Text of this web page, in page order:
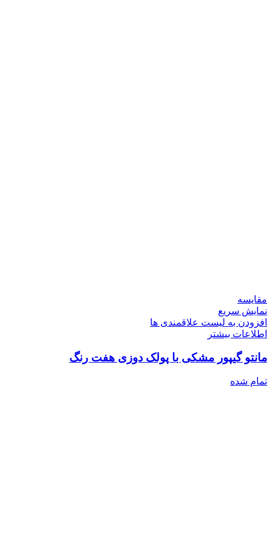
مقایسه
نمایش سریع
افزودن به لیست علاقمندی ها
اطلاعات بیشتر
مانتو گیپور مشکی با پولک دوزی هفت رنگ
تمام شده